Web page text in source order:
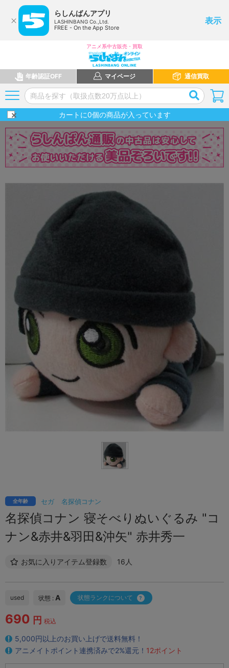
らしんばんアプリ
LASHINBANG Co.,Ltd.
FREE - On the App Store
表示
アニメ系中古販売・買取
年齢認証OFF マイページ 通信買取
カートに0個の商品が入っています
セガ 名探偵コナン
全年齢
名探偵コナン 寝そべりぬいぐるみ "コ
ナン&赤井&羽田&沖矢" 赤井秀一
お気に入りアイテム登録数 16人
used 状態 : A 状態ランクについて
690 円 税込
5,000円以上のお買い上げで送料無料！
アニメイトポイント連携済みで2%還元！ 12ポイント